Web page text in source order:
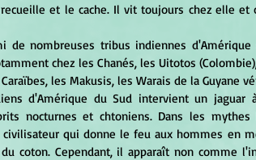
et le cache. Il vit toujours chez elle et
chez les Chanés, les Uitotos
les Makusis, les Warais de la Guyane
nocturnes et chtoniens. Dans les mythes
qui donne le feu aux hommes en
coton. Cependant, il apparaît non comme